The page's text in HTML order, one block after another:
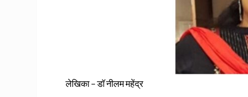
लेखिका – डॉ नीलम महेंद्र